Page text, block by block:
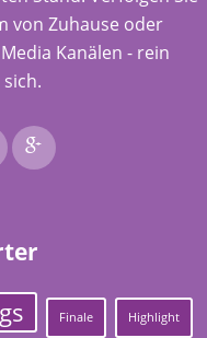
von Zuhause oder
Kanälen - rein
Finale Highlight